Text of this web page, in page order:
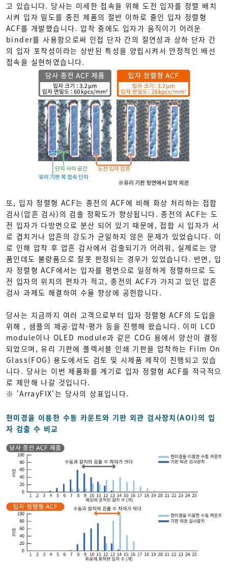
고 있습니다. 당사는 미세한 접속을 위해 도전 입자를 정렬 배치
시켜 입자 밀도를 종전 제품의 절반 이하로 줄인 입자 정렬형
ACF를 개발했습니다. 압착 중에도 입자가 움직이기 어려운
binder를 사용함으로써 인접 단자 간의 절연성과 상하 단자 간
의 입자 포착성이라는 상반된 특성을 양립시켜서 안정적인 배선
접속을 실현하였습니다.
또, 입자 정렬형 ACF는 종전의 ACF에 비해 화상 처리하는 접합
검사(압흔 검사)의 검출 정확도가 향상됩니다. 종전의 ACF는 도
전 입자가 다방면으로 분산 되어 있기 때문에, 접합 시 입자가 서
로 겹치거나 압흔의 강도가 균일하지 않은 문제가 있었습니다. 이
로 인해 압착 후 압흔 검사에서 검출되기가 어려워, 실제로는 양
품인데도 불량품으로 잘못 판정되는 경우가 있었습니다. 반면, 입
자 정렬형 ACF에서는 입자를 평면으로 일정하게 정렬하므로 도
전 입자의 위치의 편차가 적고, 종전의 ACF가 가지고 있던 압흔
검사 과제도 해결하여 수율 향상에 공헌합니다.
당사는 지금까지 여러 고객으로부터 입자 정렬형 ACF의 도입을
위해 , 샘플의 제공·압착·평가 등을 진행해 왔습니다. 이미 LCD
module이나 OLED module과 같은 COG 용에서 양산이 결정
되었으며, 유리 기판에 플렉서블 인쇄 기판을 압착하는 Film On
Glass(FOG) 용도에서도 검토 및 시제품 제작이 진행되고 있습
니다. 당사는 이번 제품화를 계기로 입자 정렬형 ACF를 적극적으
로 제안해 나갈 것입니다.
※ 'ArrayFIX'는 당사의 상표입니다.
현미경을 이용한 수동 카운트와 기판 외관 검사장치(AOI)의 입
자 검출 수 비교